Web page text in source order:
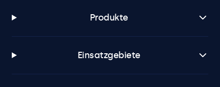
Produkte
Einsatzgebiete